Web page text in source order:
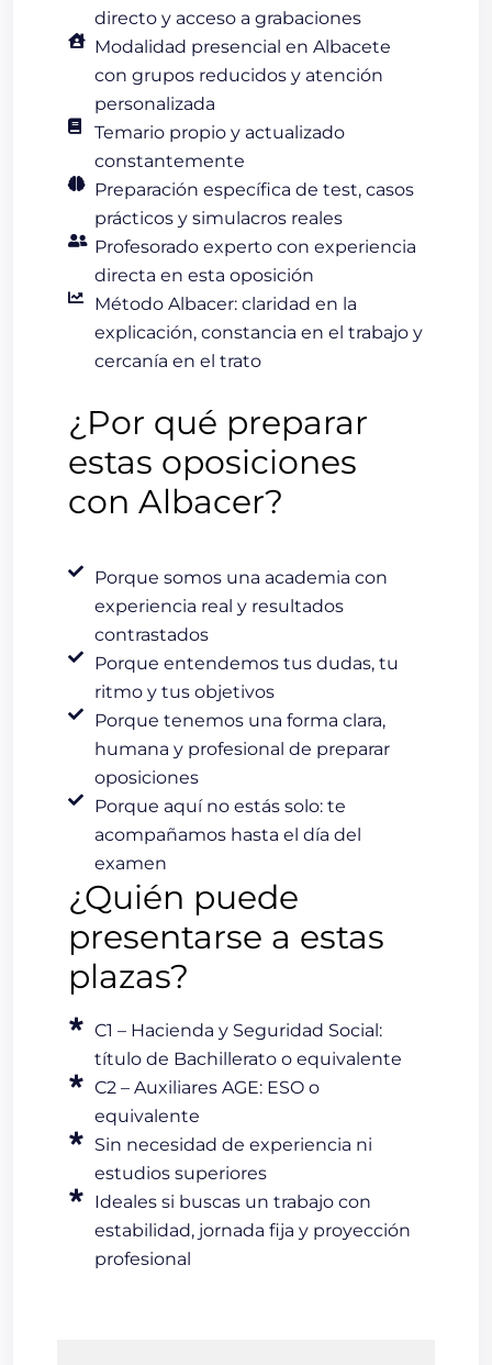
directo y acceso a grabaciones
Modalidad presencial en Albacete
con grupos reducidos y atención
personalizada
Temario propio y actualizado
constantemente
Preparación específica de test, casos
prácticos y simulacros reales
Profesorado experto con experiencia
directa en esta oposición
Método Albacer: claridad en la
explicación, constancia en el trabajo y
cercanía en el trato
¿Por qué preparar
estas oposiciones
con Albacer?
Porque somos una academia con
experiencia real y resultados
contrastados
Porque entendemos tus dudas, tu
ritmo y tus objetivos
Porque tenemos una forma clara,
humana y profesional de preparar
oposiciones
Porque aquí no estás solo: te
acompañamos hasta el día del
examen
¿Quién puede
presentarse a estas
plazas?
C1 – Hacienda y Seguridad Social:
título de Bachillerato o equivalente
C2 – Auxiliares AGE: ESO o
equivalente
Sin necesidad de experiencia ni
estudios superiores
Ideales si buscas un trabajo con
estabilidad, jornada fija y proyección
profesional